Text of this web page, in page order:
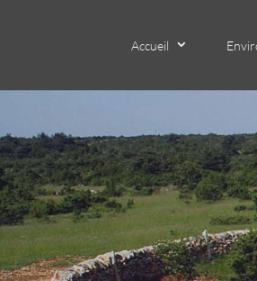
Accueil